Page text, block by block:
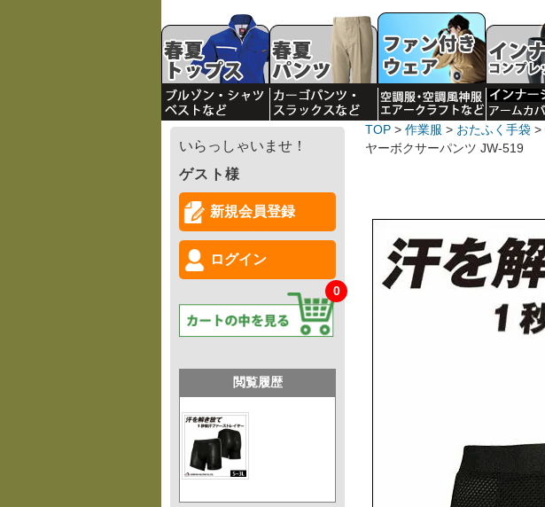
いらっしゃいませ！
ゲスト様
新規会員登録
ログイン
0
閲覧履歴
TOP 作業服 おたふく手袋
ヤーボクサーパンツ JW-519